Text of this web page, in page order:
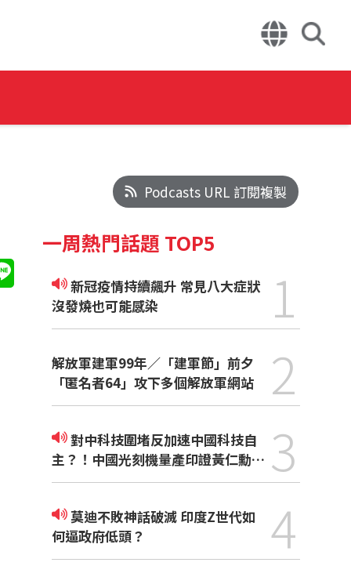
Podcasts URL 訂閱複製
一周熱門話題 TOP5
新冠疫情持續飆升 常見八大症狀
沒發燒也可能感染
1
解放軍建軍99年／「建軍節」前夕
「匿名者64」攻下多個解放軍網站
2
對中科技圍堵反加速中國科技自
主？！中國光刻機量產印證黃仁勳觀
點
3
莫迪不敗神話破滅 印度Z世代如
何逼政府低頭？
4